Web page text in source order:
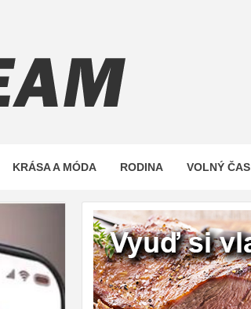
KRÁSA A MÓDA RODINA VOLNÝ ČAS